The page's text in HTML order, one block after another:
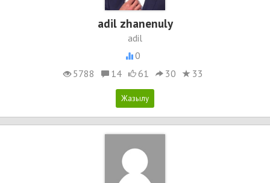
adil zhanenuly
adil
0
5788
14 61 30 33